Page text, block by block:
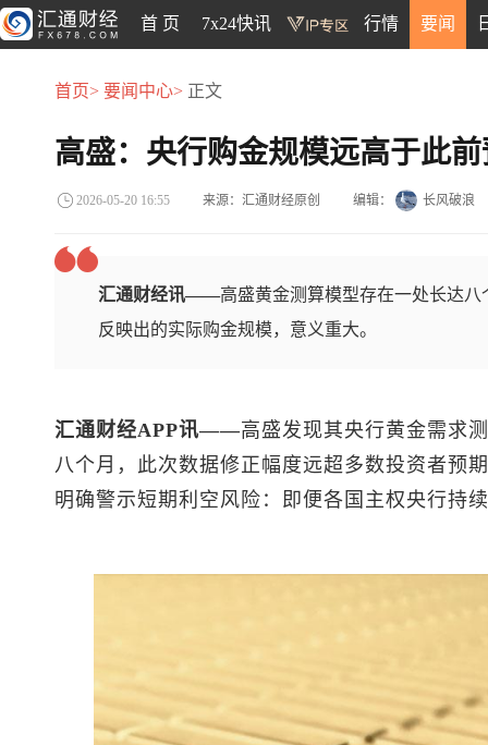
首 页 7x24快讯 行情 要闻
首页> 要闻中心> 正文
高盛：央行购金规模远高于此
2026-05-20 16:55 来源：汇通财经原创 编辑： 长风破浪
汇通财经讯——高盛黄金测算模型存在一处长达
反映出的实际购金规模，意义重大。
汇通财经APP讯——高盛发现其央行黄金需求
八个月，此次数据修正幅度远超多数投资者预
明确警示短期利空风险：即便各国主权央行持